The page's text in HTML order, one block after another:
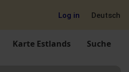
Log in Deutsch
Karte Estlands Suche